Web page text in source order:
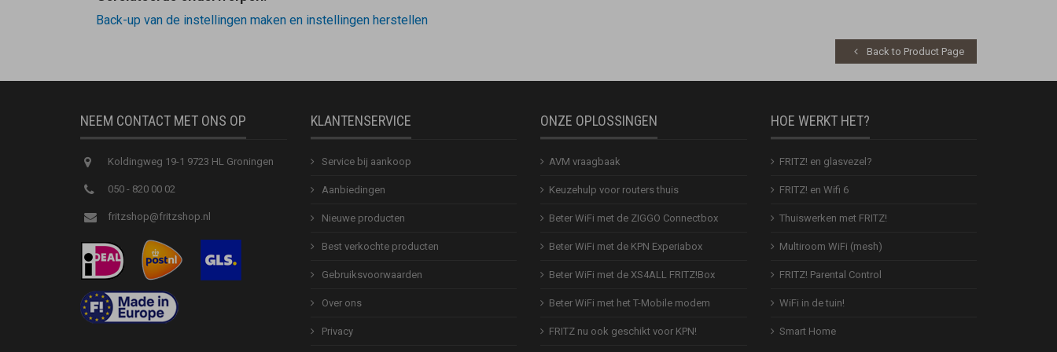
Back-up van de instellingen maken en instellingen herstellen
Back to Product Page
NEEM CONTACT MET ONS OP
Koldingweg 19-1 9723 HL Groningen
050 - 820 00 02
fritzshop@fritzshop.nl
KLANTENSERVICE
Service bij aankoop
Aanbiedingen
Nieuwe producten
Best verkochte producten
Gebruiksvoorwaarden
Over ons
Privacy
ONZE OPLOSSINGEN
AVM vraagbaak
Keuzehulp voor routers thuis
Beter WiFi met de ZIGGO Connectbox
Beter WiFi met de KPN Experiabox
Beter WiFi met de XS4ALL FRITZ!Box
Beter WiFi met het T-Mobile modem
FRITZ nu ook geschikt voor KPN!
HOE WERKT HET?
FRITZ! en glasvezel?
FRITZ! en Wifi 6
Thuiswerken met FRITZ!
Multiroom WiFi (mesh)
FRITZ! Parental Control
WiFi in de tuin!
Smart Home